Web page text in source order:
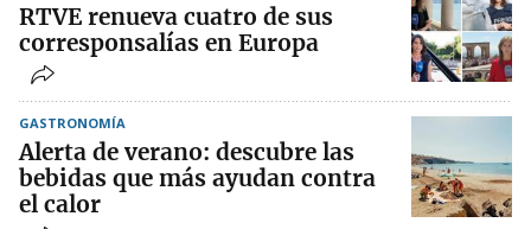
RTVE renueva cuatro de sus
corresponsalías en Europa
GASTRONOMÍA
Alerta de verano: descubre las
bebidas que más ayudan contra
el calor